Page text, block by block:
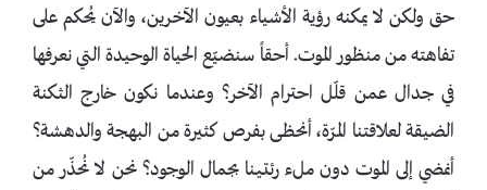
حق ولكن لا يمكنه رؤية الأشياء بعيون الآخرين، والآن يُحكم على
تفاهته من منظور الموت. أحقاً سنضيّع الحياة الوحيدة التي نعرفها
في جدال عمن قلّل احترام الآخر؟ وعندما نكون خارج الثكنة
الضيقة لعلاقتنا المرّة، أنحظى بفرص كثيرة من البهجة والدهشة؟
أنمضي إلى الموت دون ملء رئتينا بجمال الوجود؟ نحن لا نُحذّر من